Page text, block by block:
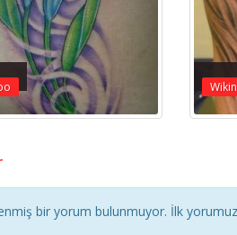
bir yorum bulunmuyor. İlk